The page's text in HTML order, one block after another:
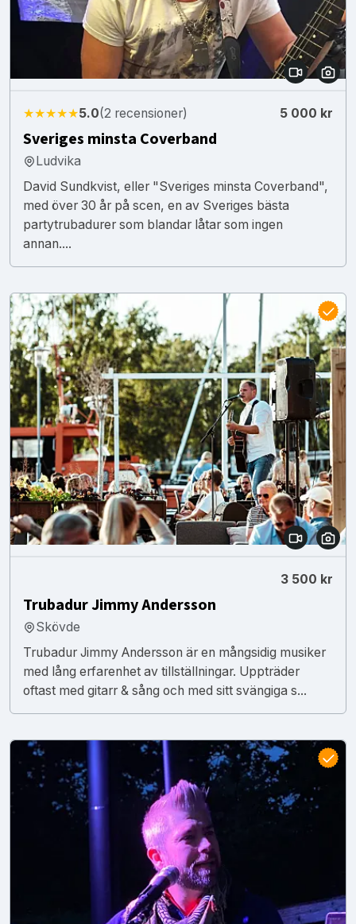
★★★★★5.0(2 recensioner) 5 000 kr
Sveriges minsta Coverband
Ludvika
David Sundkvist, eller "Sveriges minsta Coverband",
med över 30 år på scen, en av Sveriges bästa
partytrubadurer som blandar låtar som ingen
annan....
3 500 kr
Trubadur Jimmy Andersson
Skövde
Trubadur Jimmy Andersson är en mångsidig musiker
med lång erfarenhet av tillställningar. Uppträder
oftast med gitarr & sång och med sitt svängiga s...